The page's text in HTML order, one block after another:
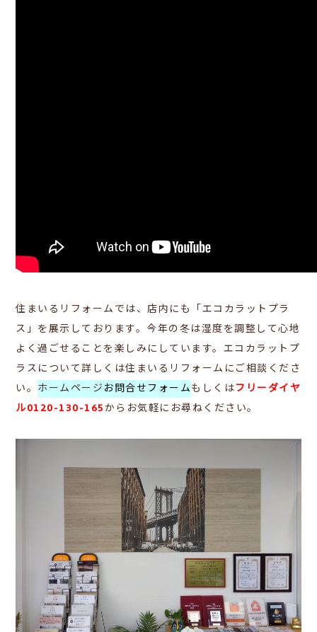
住まいるリフォームでは、店内にも「エコカラットプラ
ス」を展示しております。今年の冬は湿度を調整して心地
よく過ごせることを楽しみにしています。エコカラットプ
ラスについて詳しくは住まいるリフォームにご相談くださ
い。 ホームページお問合せフォームもしくはフリーダイヤ
ル0120-130-165からお気軽にお尋ねください。